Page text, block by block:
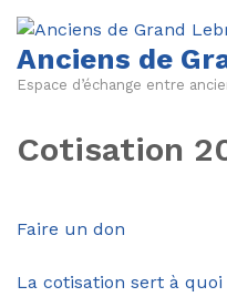
Anciens de
Espace d’échange entre
Cotisation
Faire un don
La cotisation sert à quoi